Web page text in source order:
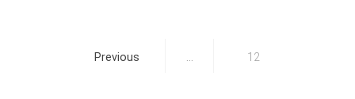
Previous … 12